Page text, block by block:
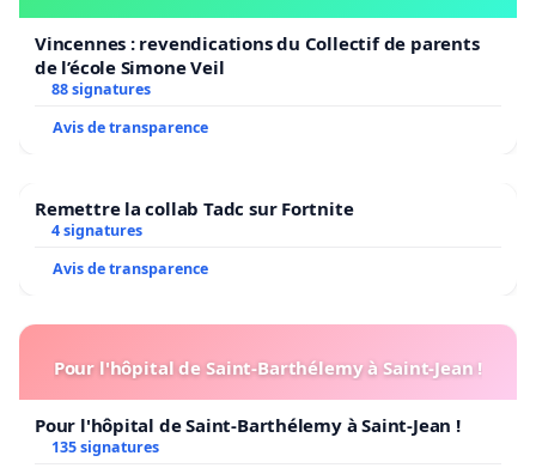
Vincennes : revendications du Collectif de parents
de l’école Simone Veil
88 signatures
Avis de transparence
Remettre la collab Tadc sur Fortnite
4 signatures
Avis de transparence
Pour l'hôpital de Saint-Barthélemy à Saint-Jean !
Pour l'hôpital de Saint-Barthélemy à Saint-Jean !
135 signatures